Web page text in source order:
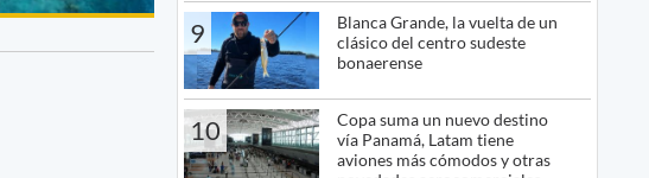
9
Blanca Grande, la vuelta de un
clásico del centro sudeste
bonaerense
10
Copa suma un nuevo destino
vía Panamá, Latam tiene
aviones más cómodos y otras